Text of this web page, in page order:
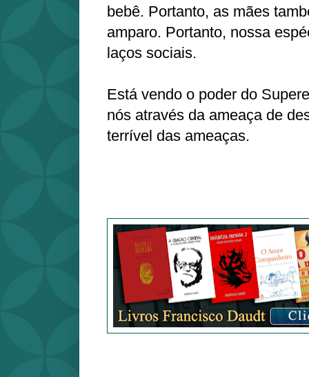
bebê. Portanto, as mães
amparo. Portanto, nossa
laços sociais.
Está vendo o poder do
nós através da ameaça de
terrível das ameaças.